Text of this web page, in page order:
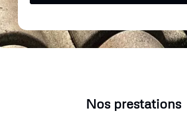
Nos prestations